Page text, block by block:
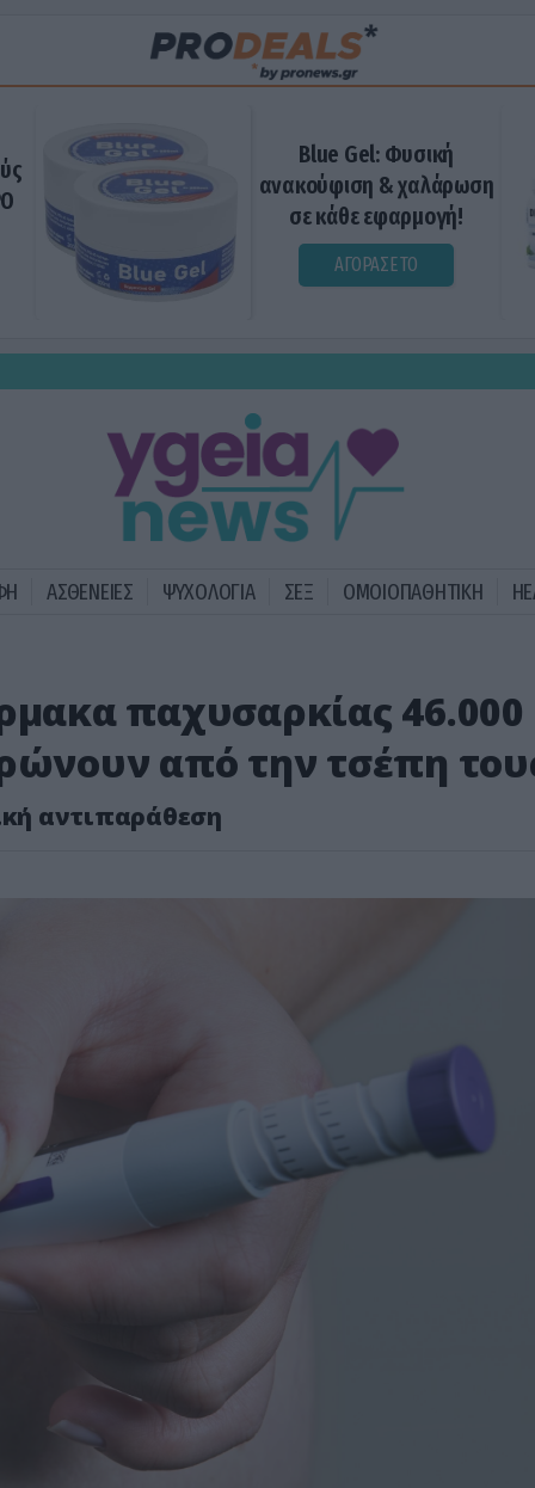
Blue Gel: Φυσική
ανακούφιση & χαλάρωση
σε κάθε εφαρμογή!
ΑΓΟΡΑΣΕ ΤΟ
ΑΣΘΕΝΕΙΕΣ ΨΥΧΟΛΟΓΙΑ ΣΕΞ ΟΜΟΙΟΠΑΘΗΤΙΚΗ
παχυσαρκίας 46.000
από την τσέπη
αντιπαράθεση